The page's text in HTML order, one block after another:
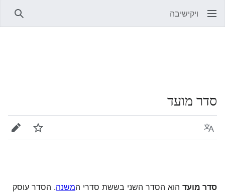
ויקישיבה
סדר מועד
שפה מעקב
סדר מועד הוא הסדר השני בששת סדרי המשנה. הסדר עוסק